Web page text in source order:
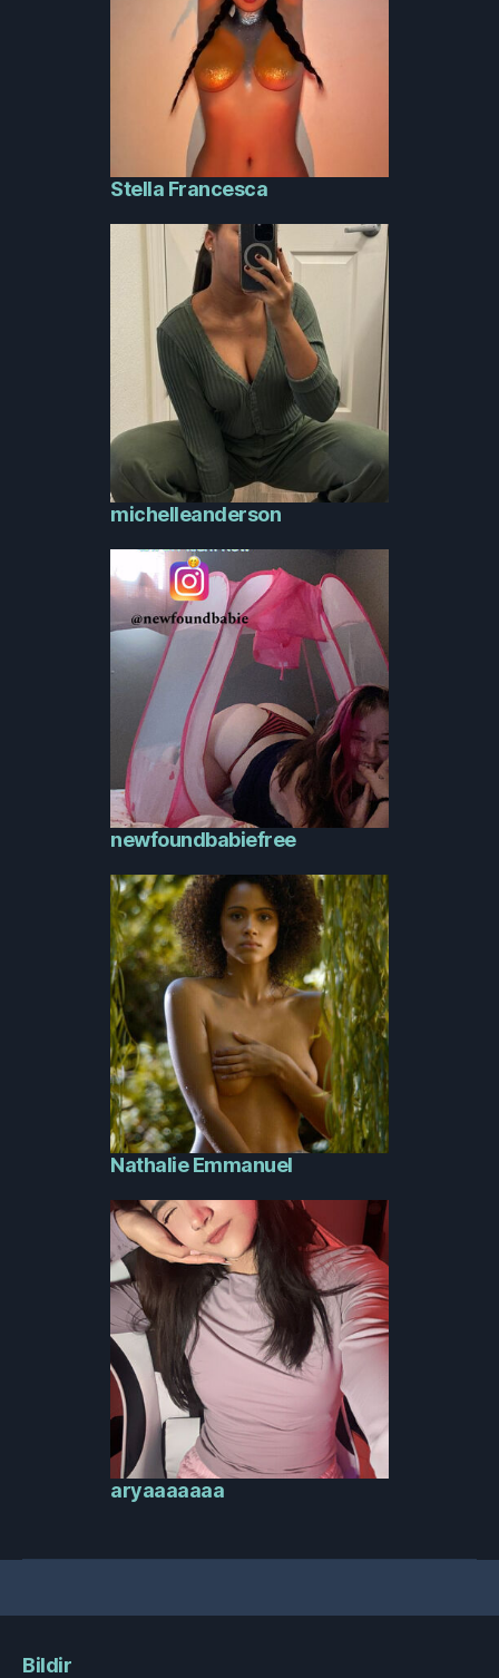
Stella Francesca
michelleanderson
newfoundbabiefree
Nathalie Emmanuel
aryaaaaaaa
Bildir